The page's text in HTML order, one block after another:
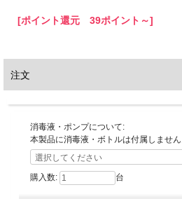
消毒液本体のラベルを見ると、文字や模様の主
台や机にそのまま置いてしまうと、周りの空間
[ポイント還元 39ポイント～]
注文
消毒液・ポンプについて:
本製品に消毒液・ボトルは付属しません
購入数: 台